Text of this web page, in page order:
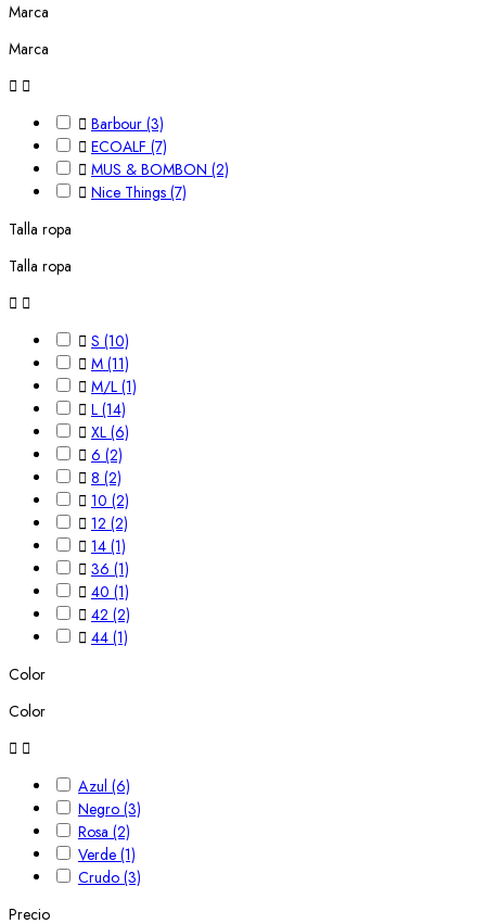
Marca
Marca
 
 Barbour (3)
 ECOALF (7)
 MUS & BOMBON (2)
 Nice Things (7)
Talla ropa
Talla ropa
 
 S (10)
 M (11)
 M/L (1)
 L (14)
 XL (6)
 6 (2)
 8 (2)
 10 (2)
 12 (2)
 14 (1)
 36 (1)
 40 (1)
 42 (2)
 44 (1)
Color
Color
 
Azul (6)
Negro (3)
Rosa (2)
Verde (1)
Crudo (3)
Precio